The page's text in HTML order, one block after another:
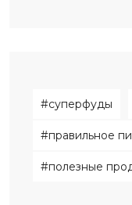
#суперфуды
#правильное
#полезные